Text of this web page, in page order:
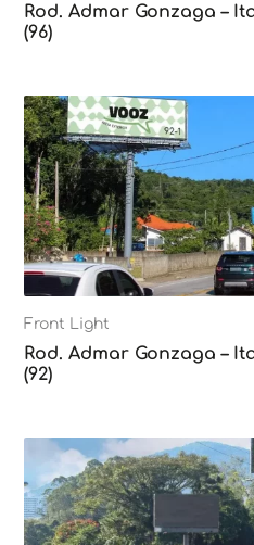
Rod. Admar Gonzaga –
(96)
Front Light
Rod. Admar Gonzaga –
(92)